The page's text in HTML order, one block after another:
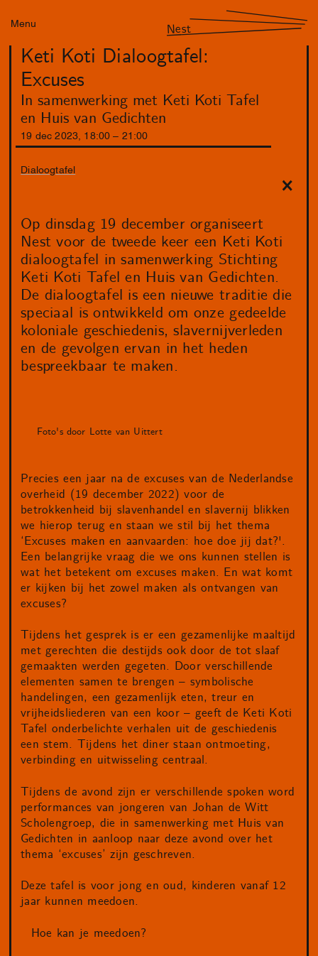
Menu Nest
Keti Koti Dialoogtafel:
Excuses
In samenwerking met Keti Koti Tafel
en Huis van Gedichten
19 dec 2023 18 :00 21 :00
Dialoogtafel
Op dinsdag 19 december organiseert
Nest voor de tweede keer een Keti Koti
dialoogtafel in samenwerking Stichting
Keti Koti Tafel en Huis van Gedichten.
De dialoogtafel is een nieuwe traditie die
speciaal is ontwikkeld om onze gedeelde
koloniale geschiedenis, slavernijverleden
en de gevolgen ervan in het heden
bespreekbaar te maken.
Foto's door Lotte van Uittert
Precies een jaar na de excuses van de Nederlandse
overheid (19 december 2022) voor de
betrokkenheid bij slavenhandel en slavernij blikken
we hierop terug en staan we stil bij het thema
‘Excuses maken en aanvaarden: hoe doe jij dat?'.
Een belangrijke vraag die we ons kunnen stellen is
wat het betekent om excuses maken. En wat komt
er kijken bij het zowel maken als ontvangen van
excuses?
Tijdens het gesprek is er een gezamenlijke maaltijd
met gerechten die destijds ook door de tot slaaf
gemaakten werden gegeten. Door verschillende
elementen samen te brengen – symbolische
handelingen, een gezamenlijk eten, treur en
vrijheidsliederen van een koor – geeft de Keti Koti
Tafel onderbelichte verhalen uit de geschiedenis
een stem. Tijdens het diner staan ontmoeting,
verbinding en uitwisseling centraal.
Tijdens de avond zijn er verschillende spoken word
performances van jongeren van Johan de Witt
Scholengroep, die in samenwerking met Huis van
Gedichten in aanloop naar deze avond over het
thema ‘excuses’ zijn geschreven.
Deze tafel is voor jong en oud, kinderen vanaf 12
jaar kunnen meedoen.
Hoe kan je meedoen?